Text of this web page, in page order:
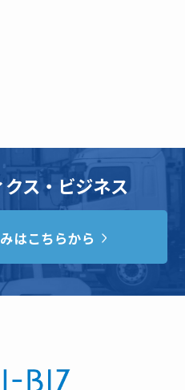
ス・ビジネス
はこちらから